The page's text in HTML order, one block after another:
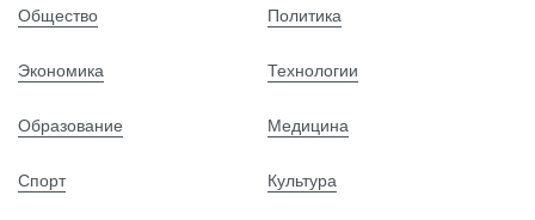
Общество Политика
Экономика Технологии
Образование Медицина
Спорт Культура